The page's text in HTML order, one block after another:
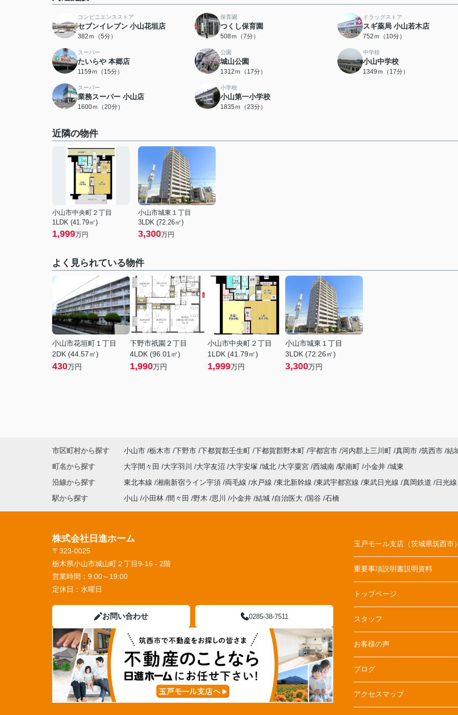
コンビニエンスストア
セブンイレブン 小山花垣店
382ｍ（5分）
保育園
つくし保育園
508ｍ（7分）
ドラッグストア
スギ薬局 小山若木店
752ｍ（10分）
スーパー
たいらや 本郷店
1159ｍ（15分）
公園
城山公園
1312ｍ（17分）
中学校
小山中学校
1349ｍ（17分）
スーパー
業務スーパー 小山店
1600ｍ（20分）
小学校
小山第一小学校
1835ｍ（23分）
近隣の物件
小山市中央町２丁目
1LDK (41.79㎡)
1,999万円
小山市城東１丁目
3LDK (72.26㎡)
3,300万円
よく見られている物件
小山市花垣町１丁目
2DK (44.57㎡)
430万円
下野市祇園２丁目
4LDK (96.01㎡)
1,990万円
小山市中央町２丁目
1LDK (41.79㎡)
1,999万円
小山市城東１丁目
3LDK (72.26㎡)
3,300万円
市区町村から探す 小山市 栃木市 下野市 下都賀郡壬生町 下都賀郡野木町 宇都宮市 河内郡上三川町 真岡市 筑西市 結
町名から探す
大字間々田 大字羽川 大字友沼 大字安塚 城北 大字粟宮 西城南 駅南町 小金井 城東
沿線から探す
東北本線 湘南新宿ライン宇須 両毛線 水戸線 東北新幹線 東武宇都宮線 東武日光線 真岡鉄道
日光
駅から探す
小山 小田林 間々田 野木 思川 小金井 結城 自治医大 国谷 石橋
株式会社日進ホーム
〒323-0025
栃木県小山市城山町２丁目9-16 - 2階
営業時間： 9:00～19:00
定休日： 水曜日
お問い合わせ 0285-38-7511
玉戸モール支店（茨城県筑西市
重要事項説明書説明資料
トップページ
スタッフ
お客様の声
ブログ
アクセスマップ